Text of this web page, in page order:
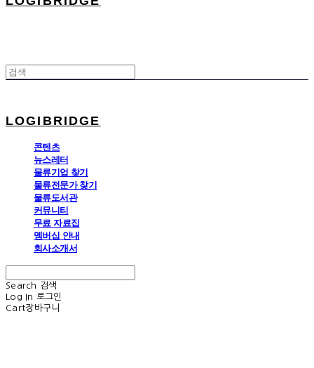
LOGIBRIDGE
콘텐츠
뉴스레터
물류기업 찾기
물류전문가 찾기
물류도서관
커뮤니티
무료 자료집
멤버십 안내
회사소개서
Search
검색
Log In 로그인
Cart장바구니